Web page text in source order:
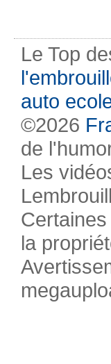
Le Top
auto
©2026
de
Les
la